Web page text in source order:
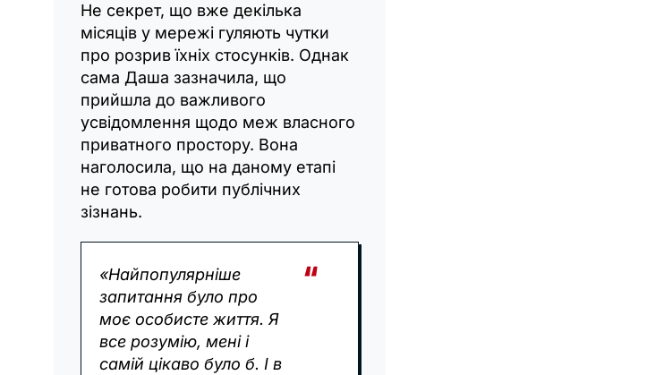
Не секрет, що вже декілька
місяців у мережі гуляють чутки
про розрив їхніх стосунків. Однак
сама Даша зазначила, що
прийшла до важливого
усвідомлення щодо меж власного
приватного простору. Вона
наголосила, що на даному етапі
не готова робити публічних
зізнань.
«Найпопулярніше
запитання було про
моє особисте життя. Я
все розумію, мені і
самій цікаво було б. І в